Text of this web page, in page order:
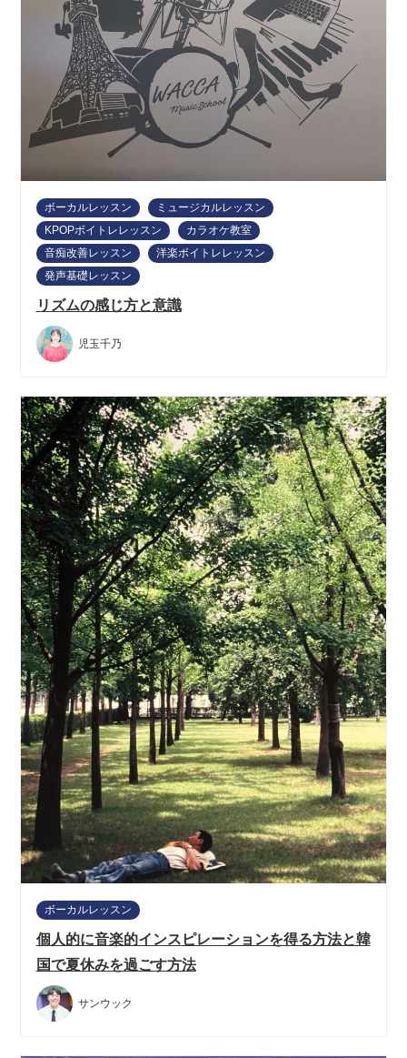
ボーカルレッスン
ミュージカルレッスン
KPOPボイトレレッスン
カラオケ教室
音痴改善レッスン
洋楽ボイトレレッスン
発声基礎レッスン
リズムの感じ方と意識
児玉千乃
ボーカルレッスン
個人的に音楽的インスピレーションを得る方法と韓
国で夏休みを過ごす方法
サンウック